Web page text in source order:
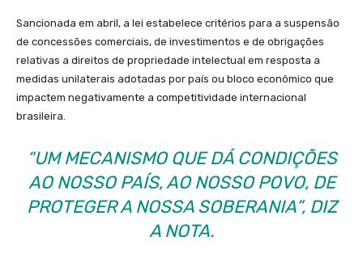
Sancionada em abril, a lei estabelece critérios para a suspensão
de concessões comerciais, de investimentos e de obrigações
relativas a direitos de propriedade intelectual em resposta a
medidas unilaterais adotadas por país ou bloco econômico que
impactem negativamente a competitividade internacional
brasileira.
“UM MECANISMO QUE DÁ CONDIÇÕES
AO NOSSO PAÍS, AO NOSSO POVO, DE
PROTEGER A NOSSA SOBERANIA”, DIZ
A NOTA.